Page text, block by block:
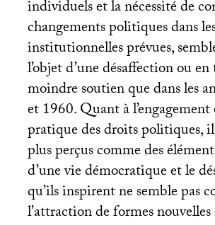
individuels et la nécessité de
changements politiques dans
institutionnelles prévues,
l’objet d’une désaffection ou
moindre soutien que dans les
et 1960. Quant à l’engagement
pratique des droits politiques,
plus perçus comme des
d’une vie démocratique et le
qu’ils inspirent ne semble pas
l’attraction de formes